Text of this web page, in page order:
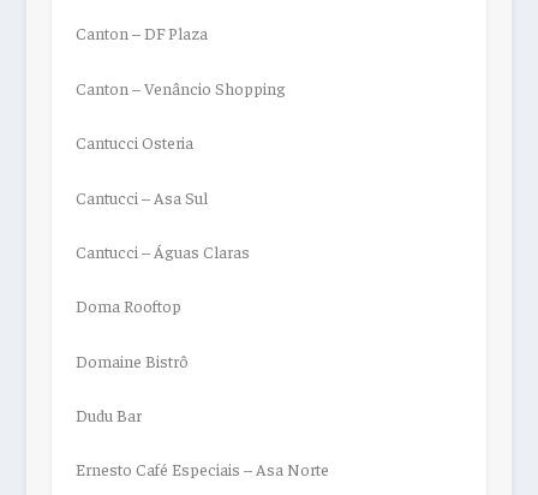
Canton – DF Plaza
Canton – Venâncio Shopping
Cantucci Osteria
Cantucci – Asa Sul
Cantucci – Águas Claras
Doma Rooftop
Domaine Bistrô
Dudu Bar
Ernesto Café Especiais – Asa Norte